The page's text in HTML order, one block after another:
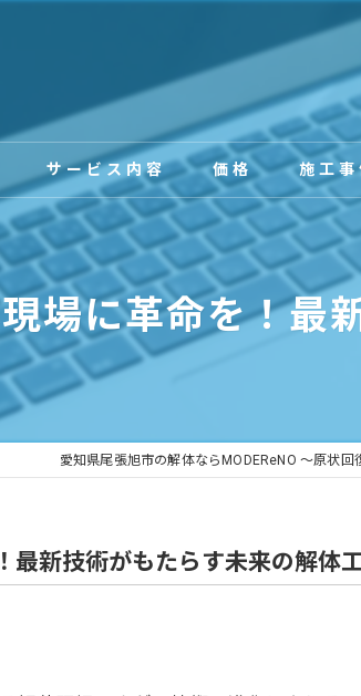
サービス内容 価格 施工事
お客様の
場に革命を！最
愛知県尾張旭市の解体ならMODEReNO ～原状
最新技術がもたらす未来の解体